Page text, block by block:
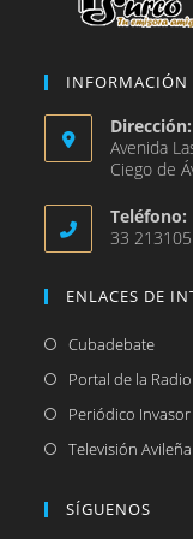
INFORMACIÓN
Dirección:
Avenida
Ciego de
Teléfono:
33 213105
ENLACES DE
CubadebateSe
abre
nueva
Portal de la
Periódico Invasor
Televisión Avileña
SÍGUENOS